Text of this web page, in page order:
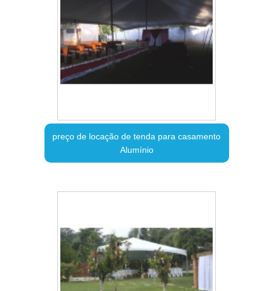
preço de locação de tenda para casamento
Alumínio